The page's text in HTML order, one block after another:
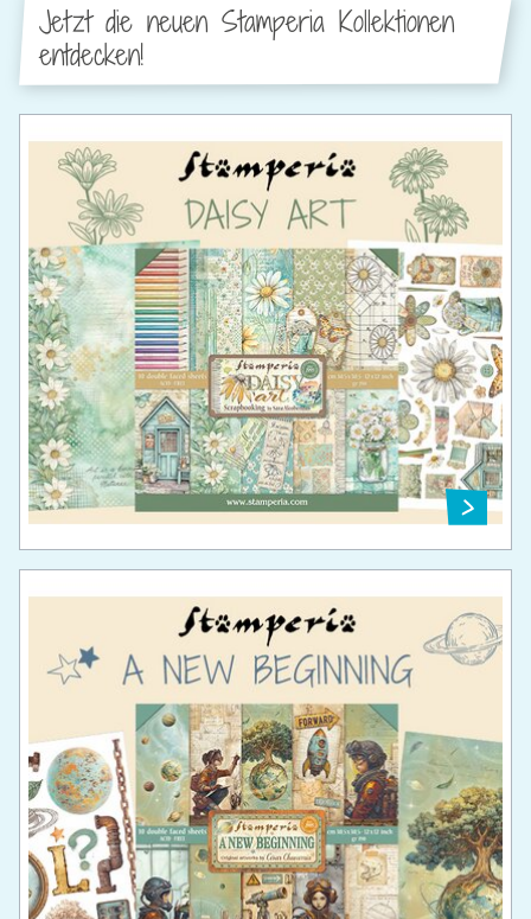
Jetzt die neuen Stamperia Kollektionen
entdecken!